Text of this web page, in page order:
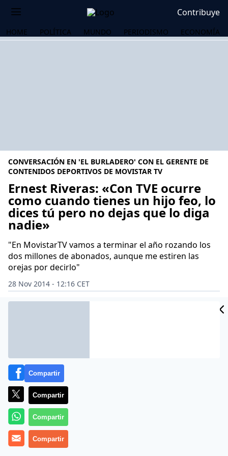
Contribuye
HOME POLÍTICA MUNDO PERIODISMO ECONOMÍA
CONVERSACIÓN EN 'EL BURLADERO' CON EL GERENTE DE
CONTENIDOS DEPORTIVOS DE MOVISTAR TV
Ernest Riveras: «Con TVE ocurre
como cuando tienes un hijo feo, lo
dices tú pero no dejas que lo diga
nadie»
"En MovistarTV vamos a terminar el año rozando los
dos millones de abonados, aunque me estiren las
orejas por decirlo"
28 Nov 2014 - 12:16 CET
Archivado en: CIUDADANOS
Compartir
Compartir
Compartir
Compartir